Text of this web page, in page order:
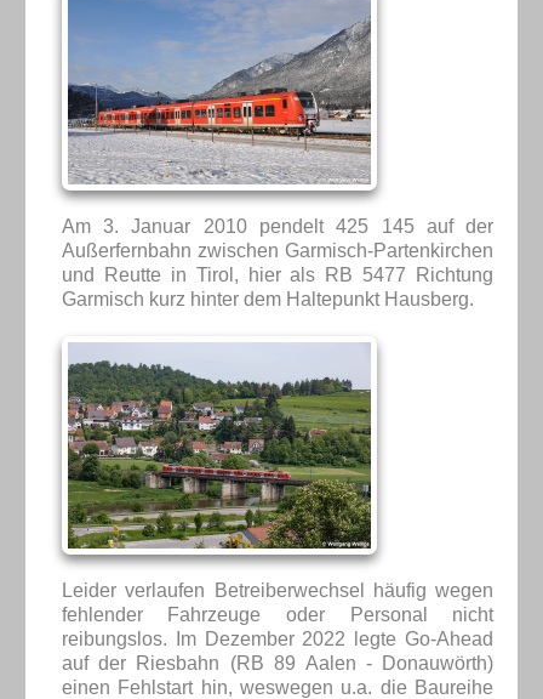
Am 3. Januar 2010 pendelt 425 145 auf der
Außerfernbahn zwischen Garmisch-Partenkirchen
und Reutte in Tirol, hier als RB 5477 Richtung
Garmisch kurz hinter dem Haltepunkt Hausberg.
Leider verlaufen Betreiberwechsel häufig wegen
fehlender Fahrzeuge oder Personal nicht
reibungslos. Im Dezember 2022 legte Go-Ahead
auf der Riesbahn (RB 89 Aalen - Donauwörth)
einen Fehlstart hin, weswegen u.a. die Baureihe